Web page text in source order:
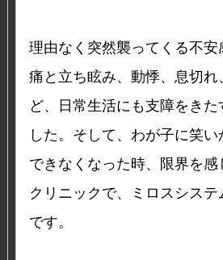
理由なく突然襲ってくる不
痛と立ち眩み、動悸、息切
ど、日常生活にも支障をきた
した。そして、わが子に笑
できなくなった時、限界を感
クリニックで、ミロスシス
です。